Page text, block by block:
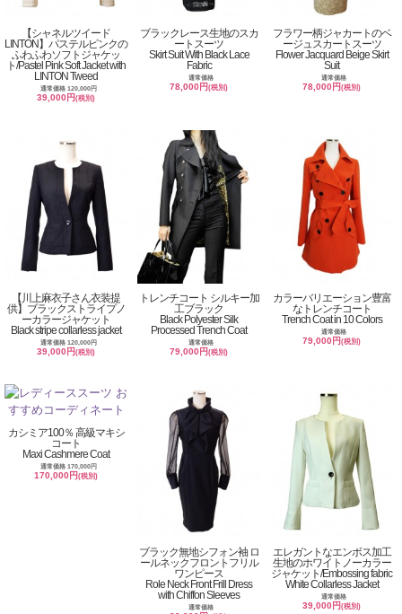
【シャネルツイード
LINTON】パステルピンクの
ふわふわソフトジャケッ
ト/Pastel Pink Soft Jacket with
LINTON Tweed
通常価格 120,000円
39,000円(税別)
ブラックレース生地のスカ
ートスーツ
Skirt Suit With Black Lace
Fabric
通常価格
78,000円(税別)
フラワー柄ジャカートのベ
ージュスカートスーツ
Flower Jacquard Beige Skirt
Suit
通常価格
78,000円(税別)
【川上麻衣子さん衣装提
供】ブラックストライプノ
ーカラージャケット
Black stripe collarless jacket
通常価格 120,000円
39,000円(税別)
トレンチコート シルキー加
工ブラック
Black Polyester Silk
Processed Trench Coat
通常価格
79,000円(税別)
カラーバリエーション豊富
なトレンチコート
Trench Coat in 10 Colors
通常価格
79,000円(税別)
カシミア100％ 高級マキシ
コート
Maxi Cashmere Coat
通常価格 170,000円
170,000円(税別)
ブラック無地シフォン袖 ロ
ールネックフロントフリル
ワンピース
Role Neck Front Frill Dress
with Chiffon Sleeves
通常価格
エレガントなエンボス加工
生地のホワイトノーカラー
ジャケット/Embossing fabric
White Collarless Jacket
通常価格
39,000円(税別)